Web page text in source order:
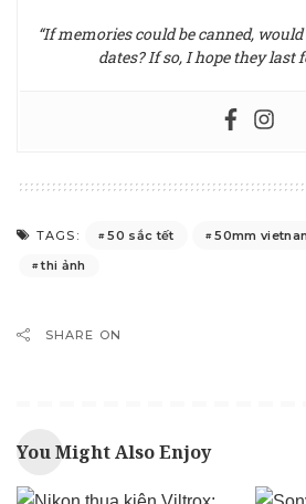
“If memories could be canned,
dates? If so, I hope they last
TAGS: 50 sắc tết 50mm
thi ảnh
SHARE ON
You Might Also Enjoy